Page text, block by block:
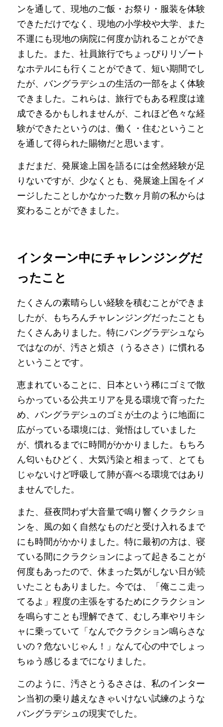
ンを通して、現地のご飯・お祭り・服装を体験
できただけでなく、現地の小学校や大学、また
不運にも現地の病院に何度か訪れることができ
ました。また、社員旅行でちょっぴりリゾート
なホテルにも行くことができて、短い期間でし
たが、バングラデシュの生活の一部をよく体験
できました。これらは、旅行でもある程度は達
成できるかもしれませんが、これほど色々な経
験ができたというのは、働く・住むということ
を通して得られた賜物だと思います。
まだまだ、発展途上国を語るには全然経験が足
りないですが、少なくとも、発展途上国をイメ
ージしたことしかなかった数ヶ月前の私からは
変わることができました。
インターン中にチャレンジングだ
ったこと
たくさんの素晴らしい経験を積むことができま
したが、もちろんチャレンジングだったことも
たくさんありました。特にバングラデシュなら
ではなのが、汚さと煩さ（うるささ）に慣れる
ということです。
恵まれていることに、日本という稀にゴミで散
らかっている公共エリアを見る環境で育ったた
め、バングラデシュのゴミが土のように地面に
広がっている環境には、覚悟はしていました
が、慣れるまでに時間がかかりました。もちろ
ん匂いもひどく、大気汚染と相まって、とても
じゃないけど呼吸して肺が喜べる環境ではあり
ませんでした。
また、昼夜問わず大音量で鳴り響くクラクショ
ンを、風の如く自然なものだと受け入れるまで
にも時間がかかりました。特に最初の方は、寝
ている間にクラクションによって起きることが
何度もあったので、休まった気がしない日が続
いたこともありました。今では、「俺ここ走っ
てるよ」程度の主張をするためにクラクション
を鳴らすことも理解できて、むしろ車やリキシ
ャに乗っていて「なんでクラクション鳴らさな
いの？危ないじゃん！」なんて心の中でしょっ
ちゅう感じるまでになりました。
このように、汚さとうるささは、私のインター
ン当初の乗り越えなきゃいけない試練のような
バングラデシュの現実でした。